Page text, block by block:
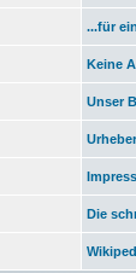
...für
Keine
Unser
Die